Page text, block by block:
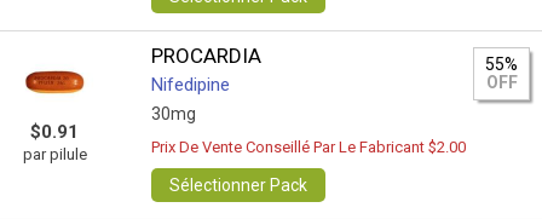
$0.91
par pilule
PROCARDIA
Nifedipine
30mg
55%
OFF
Prix De Vente Conseillé Par Le Fabricant $2.00
Sélectionner Pack